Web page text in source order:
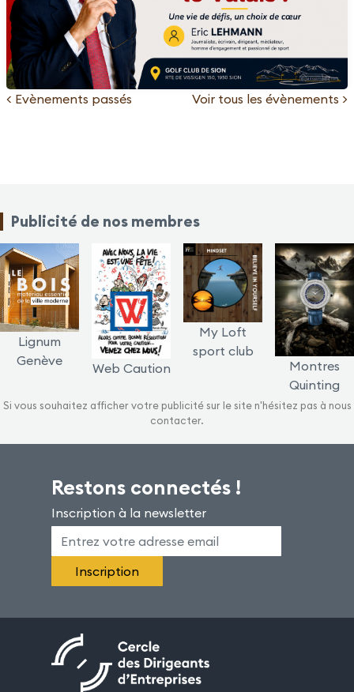
< Evènements passés Voir tous les évènements >
Publicité de nos membres
Lignum
Genève
Web Caution
My Loft
sport club
Montres
Quinting
Si vous souhaitez afficher votre publicité sur le site n'hésitez pas à nous
contacter.
Restons connectés !
Inscription à la newsletter